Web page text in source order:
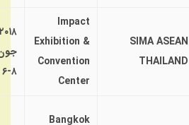
SIMA ASEAN
THAILAND
Impact
Exhibition &
Convention
Center
۲۰۱۸
۸-۶
Bangkok